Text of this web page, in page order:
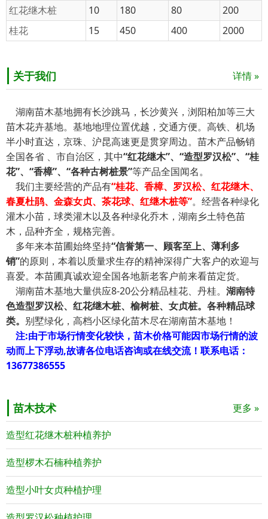
红花继木桩
10 180 80
200
桂花
15 450 400 2000
关于我们 详情 »
湖南苗木基地拥有长沙跳马，长沙黄兴，浏阳柏加等三大
苗木花卉基地。基地地理位置优越，交通方便。高铁、机场
半小时直达，京珠、沪昆高速更是贯穿周边。苗木产品畅销
全国各省 、市自治区，其中“红花继木”、“造型罗汉松”、“桂
花”、“香樟”、“各种古树桩景”等产品全国闻名。
我们主要经营的产品有“桂花、香樟、罗汉松、红花继木、
春夏杜鹃、金森女贞、茶花球、红继木桩等”。经营各种绿化
灌木小苗，球类灌木以及各种绿化乔木，湖南乡土特色苗
木，品种齐全，规格完善。
多年来本苗圃始终坚持“信誉第一、顾客至上、薄利多
销”的原则，本着以质量求生存的精神深得广大客户的欢迎与
喜爱。本苗圃真诚欢迎全国各地新老客户前来看苗定货。
湖南苗木基地大量供应8-20公分精品桂花、丹桂。 湖南特
色造型罗汉松、红花继木桩、榆树桩、女贞桩。各种精品球
类。 别墅绿化，高档小区绿化苗木尽在湖南苗木基地！
注:由于市场行情变化较快，苗木价格可能因市场行情的波
动而上下浮动,故请各位电话咨询或在线交流！联系电话：
13677386555
苗木技术 更多 »
造型红花继木桩种植养护
造型椤木石楠种植养护
造型小叶女贞种植护理